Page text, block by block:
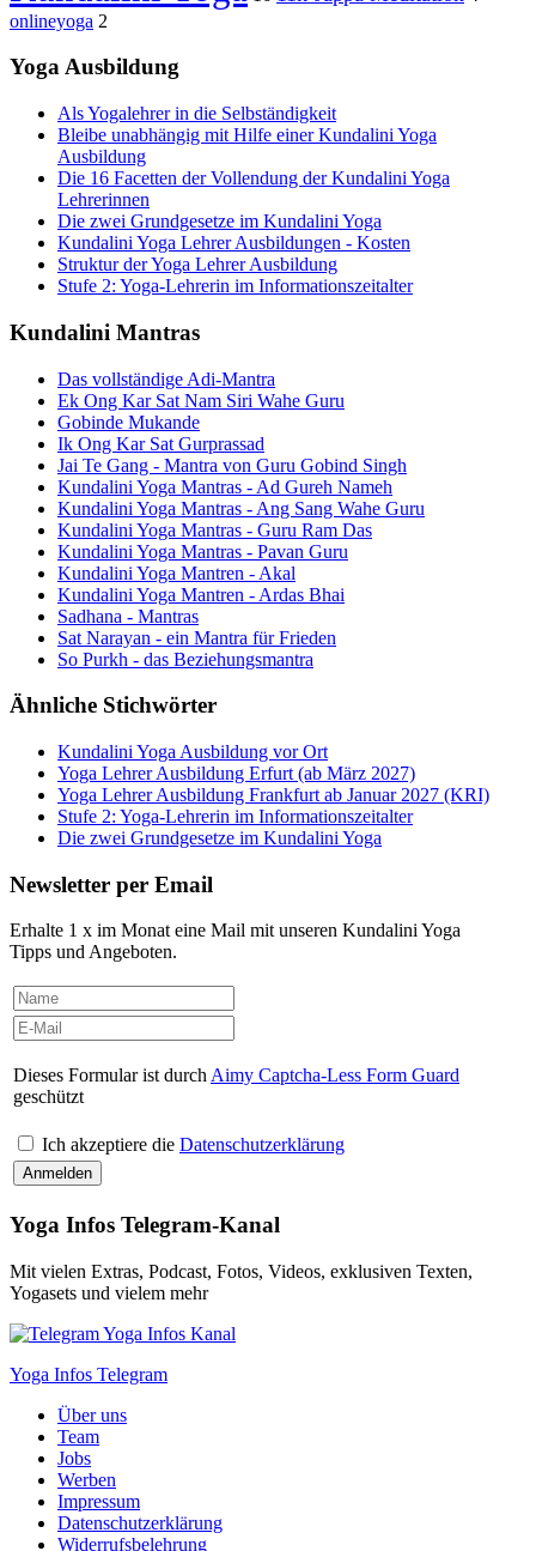
onlineyoga 2
Yoga Ausbildung
Als Yogalehrer in die Selbständigkeit
Bleibe unabhängig mit Hilfe einer Kundalini Yoga
Ausbildung
Die 16 Facetten der Vollendung der Kundalini Yoga
Lehrerinnen
Die zwei Grundgesetze im Kundalini Yoga
Kundalini Yoga Lehrer Ausbildungen - Kosten
Struktur der Yoga Lehrer Ausbildung
Stufe 2: Yoga-Lehrerin im Informationszeitalter
Kundalini Mantras
Das vollständige Adi-Mantra
Ek Ong Kar Sat Nam Siri Wahe Guru
Gobinde Mukande
Ik Ong Kar Sat Gurprassad
Jai Te Gang - Mantra von Guru Gobind Singh
Kundalini Yoga Mantras - Ad Gureh Nameh
Kundalini Yoga Mantras - Ang Sang Wahe Guru
Kundalini Yoga Mantras - Guru Ram Das
Kundalini Yoga Mantras - Pavan Guru
Kundalini Yoga Mantren - Akal
Kundalini Yoga Mantren - Ardas Bhai
Sadhana - Mantras
Sat Narayan - ein Mantra für Frieden
So Purkh - das Beziehungsmantra
Ähnliche Stichwörter
Kundalini Yoga Ausbildung vor Ort
Yoga Lehrer Ausbildung Erfurt (ab März 2027)
Yoga Lehrer Ausbildung Frankfurt ab Januar 2027 (KRI)
Stufe 2: Yoga-Lehrerin im Informationszeitalter
Die zwei Grundgesetze im Kundalini Yoga
Newsletter per Email
Erhalte 1 x im Monat eine Mail mit unseren Kundalini Yoga
Tipps und Angeboten.
Dieses Formular ist durchAimy Captcha-Less Form Guard
geschützt
Ich akzeptiere die Datenschutzerklärung
Yoga Infos Telegram-Kanal
Mit vielen Extras, Podcast, Fotos, Videos, exklusiven Texten,
Yogasets und vielem mehr
Yoga Infos Telegram
Über uns
Team
Jobs
Werben
Impressum
Datenschutzerklärung
Widerrufsbelehrung